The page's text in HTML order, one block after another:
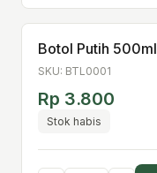
Botol Putih 500ml
SKU: BTL0001
Rp 3.800
Stok habis